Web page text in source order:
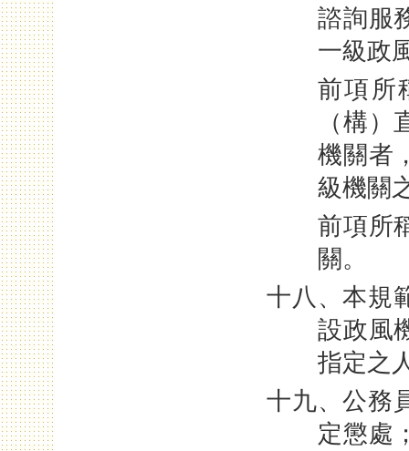
諮詢服
一級政
前項所
（構
機關者
級機關
前項所
關。
十八、本規
設政風
指定之
十九、公務
定懲處